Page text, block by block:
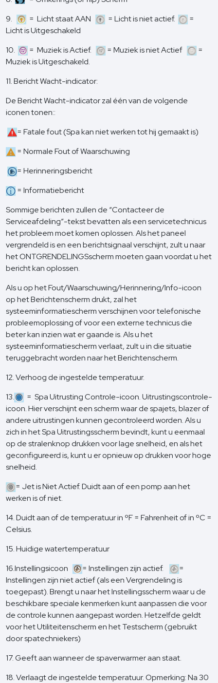
9.
= Licht staat AAN = Licht is niet actief.
=
Licht is Uitgeschakeld
10.
= Muziek is Actief. = Muziek is niet Actief
=
Muziek is Uitgeschakeld.
11. Bericht Wacht-indicator:
De Bericht Wacht-indicator zal één van de volgende
iconen tonen::
= Fatale fout (Spa kan niet werken tot hij gemaakt is)
= Normale Fout of Waarschuwing
= Herinneringsbericht
= Informatiebericht
Sommige berichten zullen de “Contacteer de
Serviceafdeling”-tekst bevatten als een servicetechnicus
het probleem moet komen oplossen. Als het paneel
vergrendeld is en een berichtsignaal verschijnt, zult u naar
het ONTGRENDELINGSscherm moeten gaan voordat u het
bericht kan oplossen.
Als u op het Fout/Waarschuwing/Herinnering/Info-icoon
op het Berichtenscherm drukt, zal het
systeeminformatiescherm verschijnen voor telefonische
probleemoplossing of voor een externe technicus die
beter kan inzien wat er gaande is. Als u het
systeeminformatiescherm verlaat, zult u in die situatie
teruggebracht worden naar het Berichtenscherm.
12. Verhoog de ingestelde temperatuur.
13.
= Spa Uitrusting Controle-icoon. Uitrustingscontrole-
icoon. Hier verschijnt een scherm waar de spajets, blazer of
andere uitrustingen kunnen gecontroleerd worden. Als u
zich in het Spa Uitrustingsscherm bevindt, kunt u eenmaal
op de stralenknop drukken voor lage snelheid, en als het
geconfigureerd is, kunt u er opnieuw op drukken voor hoge
snelheid.
= Jet is Niet Actief. Duidt aan of een pomp aan het
werken is of niet.
14. Duidt aan of de temperatuur in ºF = Fahrenheit of in ºC =
Celsius.
15. Huidige watertemperatuur
16.Instellingsicoon
= Instellingen zijn actief.
=
Instellingen zijn niet actief (als een Vergrendeling is
toegepast). Brengt u naar het Instellingsscherm waar u de
beschikbare speciale kenmerken kunt aanpassen die voor
de controle kunnen aangepast worden. Hetzelfde geldt
voor het Utiliteitenscherm en het Testscherm (gebruikt
door spatechniekers)
17. Geeft aan wanneer de spaverwarmer aan staat.
18. Verlaagt de ingestelde temperatuur. Opmerking: Na 30